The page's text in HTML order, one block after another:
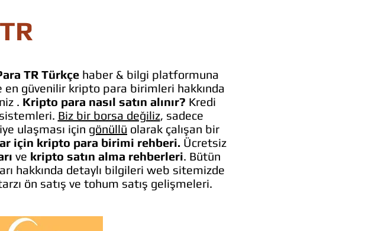
TR
TR Türkçe haber & bilgi platformuna
güvenilir kripto para birimleri hakkında
. Kripto para nasıl satın alınır? Kredi
Biz bir borsa değiliz, sadece
ulaşması için gönüllü olarak çalışan bir
için kripto para birimi rehberi. Ücretsiz
ve kripto satın alma rehberleri. Bütün
hakkında detaylı bilgileri web sitemizde
ön satış ve tohum satış gelişmeleri.